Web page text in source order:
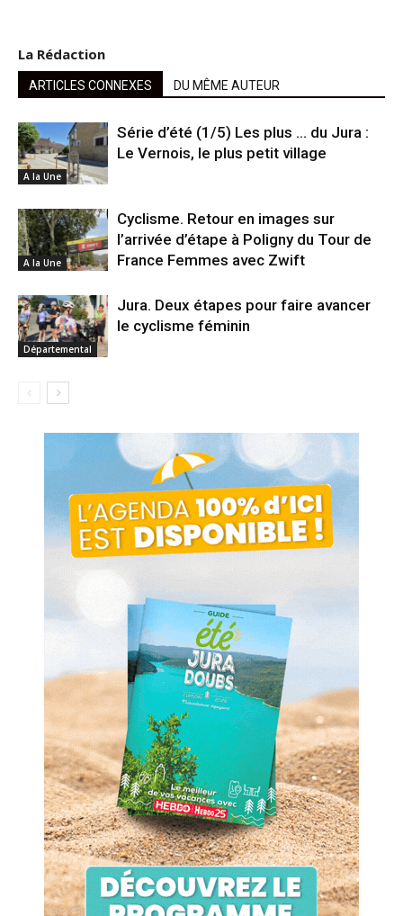
La Rédaction
ARTICLES CONNEXES DU MÊME AUTEUR
A la Une
Série d’été (1/5) Les plus … du Jura :
Le Vernois, le plus petit village
A la Une
Cyclisme. Retour en images sur
l’arrivée d’étape à Poligny du Tour de
France Femmes avec Zwift
Départemental
Jura. Deux étapes pour faire avancer
le cyclisme féminin